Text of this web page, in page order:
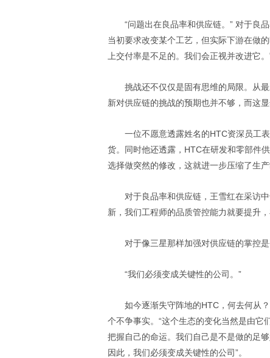
“问题出在良品率和供应链。” 对于良
当初要求改变某个工艺，但实际下游在做
上交付率是不足的。我们会正视并改进它。
挑战还不仅仅是固有思维的局限。从
新对供应链的挑战的预期也并不够，而这
一位不愿意透露姓名的HTC资深员工
货。同时他还透露，HTC在研发和零部件
选择做突然的修改，这就进一步压缩了生
对于良品率和供应链，王雪红在采访
新，我们工程师的品质管控能力就要提升
对于像三星那样加强对供应链的掌控
“我们必须变成关键性的公司。”
如今逐渐失守阵地的HTC，何去何从
个不争事实。“这个生态的变化当然是由它
把握自己的命运。我们自己是不是做的足
因此，我们必须变成关键性的公司”。